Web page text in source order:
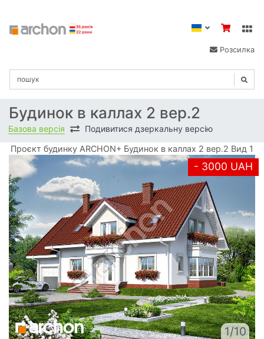
Розсилка
Будинок в каллах 2 вер.2
Базова версія Подивитися дзеркальну версію
Проєкт будинку ARCHON+ Будинок в каллах 2 вер.2 Вид 1
- 3000 UAH
1/10